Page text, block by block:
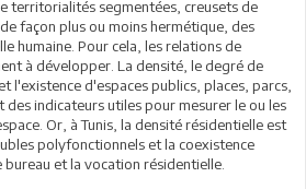
territorialités segmentées, creusets de
façon plus ou moins hermétique, des
humaine. Pour cela, les relations de
à développer. La densité, le degré de
l'existence d'espaces publics, places, parcs,
indicateurs utiles pour mesurer le ou les
Or, à Tunis, la densité résidentielle est
polyfonctionnels et la coexistence
et la vocation résidentielle.